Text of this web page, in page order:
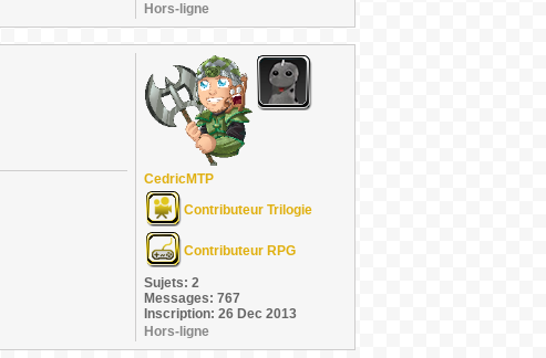
Hors-ligne
CedricMTP
Contributeur Trilogie
Contributeur RPG
Sujets: 2
Messages: 767
Inscription: 26 Dec 2013
Hors-ligne